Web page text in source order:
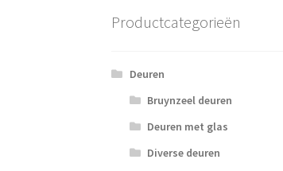
Productcategorieën
Deuren
Bruynzeel deuren
Deuren met glas
Diverse deuren